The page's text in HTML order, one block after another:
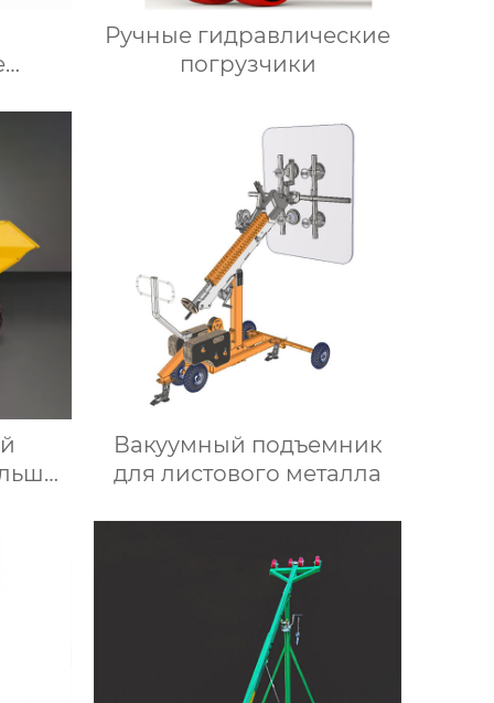
Ручные гидравлические
погрузчики
Вакуумный подъемник
для листового металла